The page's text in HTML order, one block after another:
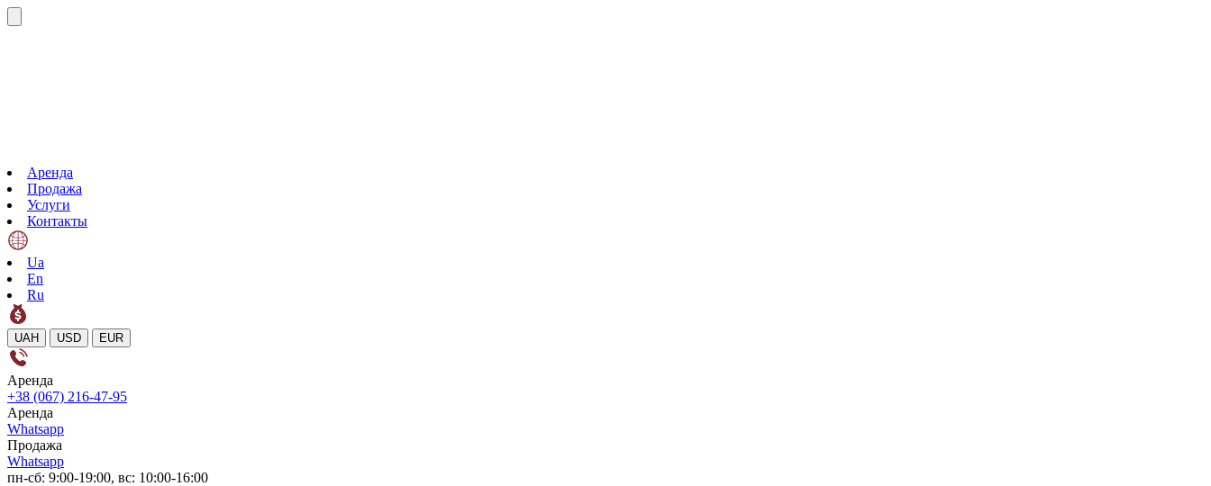
Аренда
Продажа
Услуги
Контакты
Ua
En
Ru
UAH USD EUR
Аренда
+38 (067) 216-47-95
Аренда
Whatsapp
Продажа
Whatsapp
пн-сб: 9:00-19:00, вс: 10:00-16:00